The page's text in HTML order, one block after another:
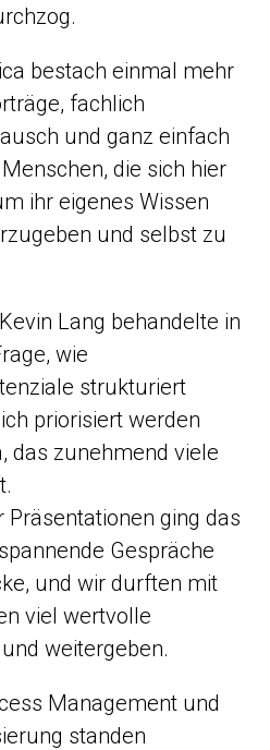
bestach einmal mehr
fachlich
und ganz einfach
die sich hier
ihr eigenes Wissen
und selbst zu
Lang behandelte in
wie
strukturiert
priorisiert werden
das zunehmend viele
ging das
Gespräche
und wir durften mit
viel wertvolle
weitergeben.
Management und
standen